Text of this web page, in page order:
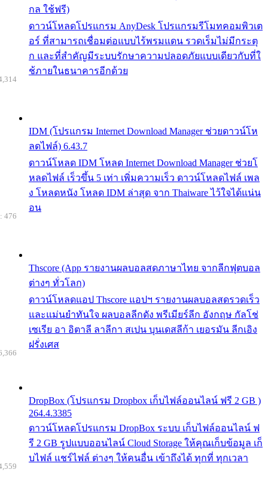
กล ใช้ฟรี)
ดาวน์โหลดโปรแกรม AnyDesk โปรแกรมรีโมทคอมพิวเต
อร์ ที่สามารถเชื่อมต่อแบบไร้พรมแดน รวดเร็มไม่มีกระตุ
ก และที่สำคัญมีระบบรักษาความปลอดภัยแบบเดียวกับที่ใ
ช้ภายในธนาคารอีกด้วย
IDM (โปรแกรม Internet Download Manager ช่วยดาวน์โห
ลดไฟล์) 6.43.7
ดาวน์โหลด IDM โหลด Internet Download Manager ช่วยโ
หลดไฟล์ เร็วขึ้น 5 เท่า เพิ่มความเร็ว ดาวน์โหลดไฟล์ เพล
ง โหลดหนัง โหลด IDM ล่าสุด จาก Thaiware ไว้ใจได้แน่น
อน
Thscore (App รายงานผลบอลสดภาษาไทย จากลีกฟุตบอล
ต่างๆ ทั่วโลก)
ดาวน์โหลดแอป Thscore แอปฯ รายงานผลบอลสดรวดเร็ว
และแม่นยำทันใจ ผลบอลลีกดัง พรีเมียร์ลีก อังกฤษ กัลโช่
เซเรีย อา อิตาลี ลาลีกา สเปน บุนเดสลีก้า เยอรมัน ลีกเอิง
ฝรั่งเศส
476
DropBox (โปรแกรม Dropbox เก็บไฟล์ออนไลน์ ฟรี 2 GB )
264.4.3385
ดาวน์โหลดโปรแกรม DropBox ระบบ เก็บไฟล์ออนไลน์ ฟ
รี 2 GB รูปแบบออนไลน์ Cloud Storage ให้คุณเก็บข้อมูล เก็
บไฟล์ แชร์ไฟล์ ต่างๆ ให้คนอื่น เข้าถึงได้ ทุกที่ ทุกเวลา